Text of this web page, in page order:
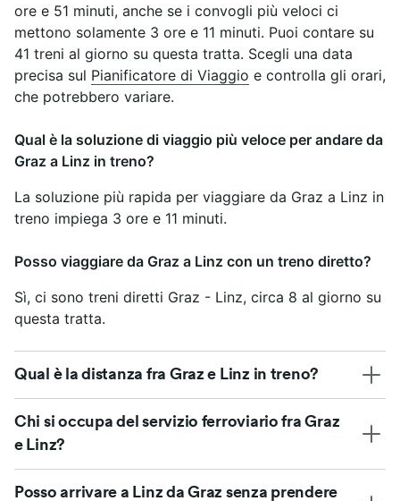
ore e 51 minuti, anche se i convogli più veloci ci
mettono solamente 3 ore e 11 minuti. Puoi contare su
41 treni al giorno su questa tratta. Scegli una data
precisa sul Pianificatore di Viaggio e controlla gli orari,
che potrebbero variare.
Qual è la soluzione di viaggio più veloce per andare da
Graz a Linz in treno?
La soluzione più rapida per viaggiare da Graz a Linz in
treno impiega 3 ore e 11 minuti.
Posso viaggiare da Graz a Linz con un treno diretto?
Sì, ci sono treni diretti Graz - Linz, circa 8 al giorno su
questa tratta.
Qual è la distanza fra Graz e Linz in treno?
Chi si occupa del servizio ferroviario fra Graz
e Linz?
Posso arrivare a Linz da Graz senza prendere